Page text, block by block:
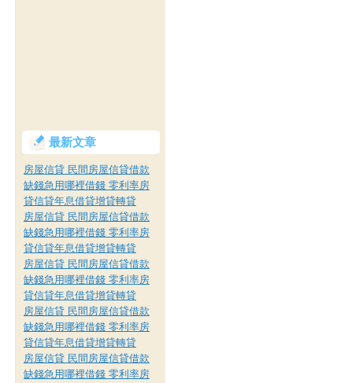
最新文章
房屋信貸 民間房屋信貸借款
缺錢急用哪裡借錢 零利率房
貸信貸年息借貸增貸轉貸
房屋信貸 民間房屋信貸借款
缺錢急用哪裡借錢 零利率房
貸信貸年息借貸增貸轉貸
房屋信貸 民間房屋信貸借款
缺錢急用哪裡借錢 零利率房
貸信貸年息借貸增貸轉貸
房屋信貸 民間房屋信貸借款
缺錢急用哪裡借錢 零利率房
貸信貸年息借貸增貸轉貸
房屋信貸 民間房屋信貸借款
缺錢急用哪裡借錢 零利率房